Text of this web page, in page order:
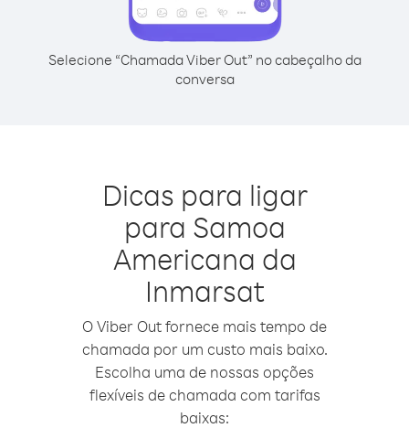
Selecione “Chamada Viber Out” no cabeçalho da
conversa
Dicas para ligar
para Samoa
Americana da
Inmarsat
O Viber Out fornece mais tempo de
chamada por um custo mais baixo.
Escolha uma de nossas opções
flexíveis de chamada com tarifas
baixas: